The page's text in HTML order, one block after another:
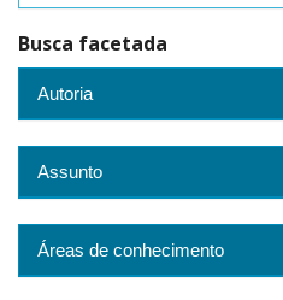
Busca facetada
Autoria
Assunto
Áreas de conhecimento